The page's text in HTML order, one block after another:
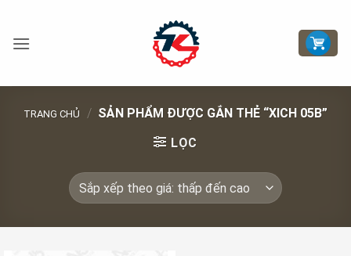
nội
TRANG CHỦ / SẢN PHẨM ĐƯỢC GẮN THẺ “XICH 05B”
LỌC